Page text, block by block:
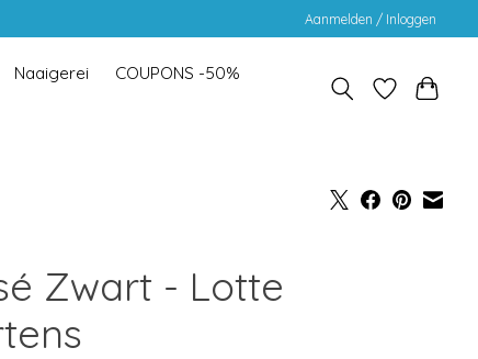
Aanmelden / Inloggen
Naaigerei
COUPONS -50%
Zwart - Lotte